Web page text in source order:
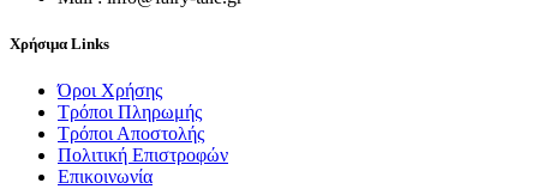
Χρήσιμα Links
Όροι Χρήσης
Τρόποι Πληρωμής
Τρόποι Αποστολής
Πολιτική Επιστροφών
Επικοινωνία